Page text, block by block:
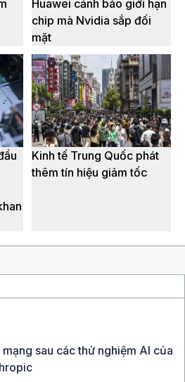
Huawei cảnh báo giới hạn
chip mà Nvidia sắp đối
mặt
Kinh tế Trung Quốc phát
thêm tín hiệu giảm tốc
sau các thử nghiệm AI của